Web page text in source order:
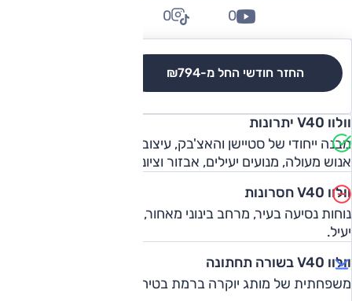
החזר חודשי החל מ-₪794
0
0
וולוו V40 יתרונות
מבנה ייחודי של סטיישן והאצ'בק, עיצוב מושך וייחודי, הנדסת
אנוש מעולה, מנועים יעילים, אבזור וציוני בטיחות מרשימים.
וולוו V40 חסרונות
נוחות נסיעה בעיר, מרחב בינוני מאחור, תא מטען קטן יחסית ולא
יעיל.
וולוו V40 בשורה תחתונה
משפחתית של מותג יוקרה ברמת בטיחות גבוהה.